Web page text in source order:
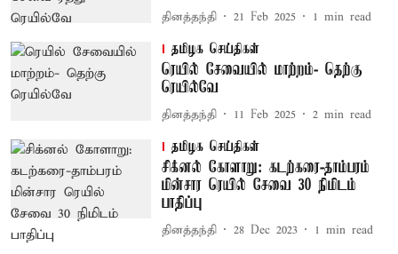
தினத்தந்தி 21 Feb 2025 1 min read
தமிழக செய்திகள்
ரெயில் சேவையில் மாற்றம்- தெற்கு
ரெயில்வே
தினத்தந்தி 11 Feb 2025 2 min read
தமிழக செய்திகள்
சிக்னல் கோளாறு: கடற்கரை-தாம்பரம்
மின்சார ரெயில் சேவை 30 நிமிடம்
பாதிப்பு
தினத்தந்தி 28 Dec 2023 1 min read